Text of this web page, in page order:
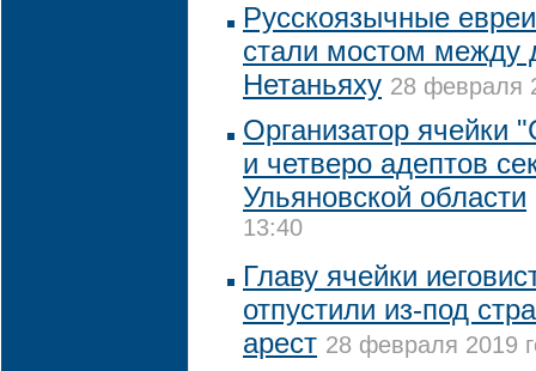
Русскоязычные
стали мостом между
Нетаньяху 28 февраля
Организатор ячейки
и четверо адептов
Ульяновской области
13:40
Главу ячейки
отпустили из-под
арест 28 февраля 2019